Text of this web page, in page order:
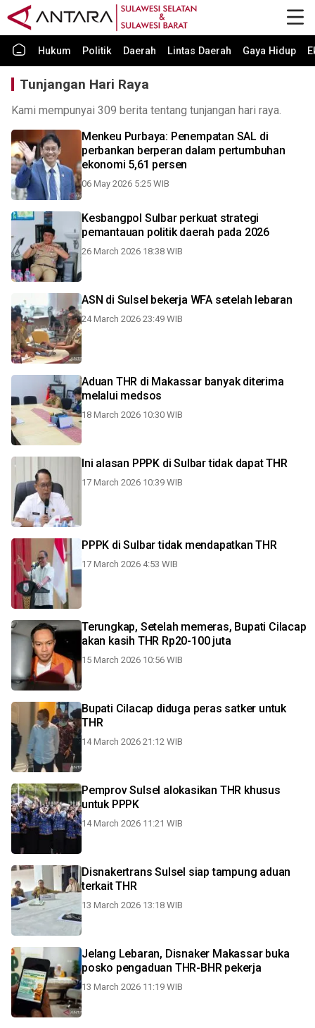
Hukum Politik Daerah Lintas Daerah Gaya Hidup
Tunjangan Hari Raya
Kami mempunyai 309 berita tentang tunjangan hari raya.
Menkeu Purbaya: Penempatan SAL di
perbankan berperan dalam pertumbuhan
ekonomi 5,61 persen
06 May 2026 5:25 WIB
Kesbangpol Sulbar perkuat strategi
pemantauan politik daerah pada 2026
26 March 2026 18:38 WIB
ASN di Sulsel bekerja WFA setelah lebaran
24 March 2026 23:49 WIB
Aduan THR di Makassar banyak diterima
melalui medsos
18 March 2026 10:30 WIB
Ini alasan PPPK di Sulbar tidak dapat THR
17 March 2026 10:39 WIB
PPPK di Sulbar tidak mendapatkan THR
17 March 2026 4:53 WIB
Terungkap, Setelah memeras, Bupati Cilacap
akan kasih THR Rp20-100 juta
15 March 2026 10:56 WIB
Bupati Cilacap diduga peras satker untuk
THR
14 March 2026 21:12 WIB
Pemprov Sulsel alokasikan THR khusus
untuk PPPK
14 March 2026 11:21 WIB
Disnakertrans Sulsel siap tampung aduan
terkait THR
13 March 2026 13:18 WIB
Jelang Lebaran, Disnaker Makassar buka
posko pengaduan THR-BHR pekerja
13 March 2026 11:19 WIB